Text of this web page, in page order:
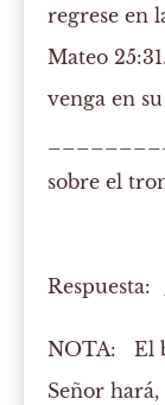
regrese en
Mateo
venga en
sobre el
NOTA: El
Señor